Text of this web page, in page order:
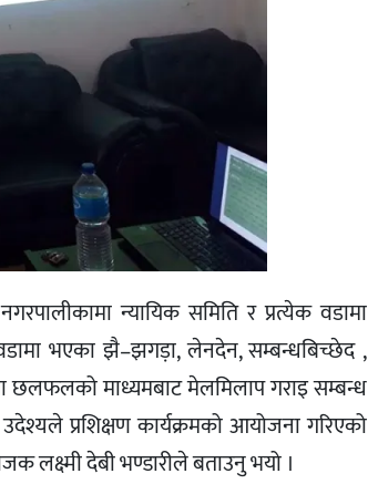
न्यायिक समिति र प्रत्येक वडामा
भएका झै–झगड़ा, लेनदेन, सम्बन्धबिच्छेद ,
छलफलको माध्यमबाट मेलमिलाप गराइ सम्बन्ध
प्रशिक्षण कार्यक्रमको आयोजना गरिएको
लक्ष्मी देबी भण्डारीले बताउनु भयो ।